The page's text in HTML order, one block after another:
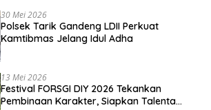
30 Mei 2026
Polsek Tarik Gandeng LDII Perkuat
Kamtibmas Jelang Idul Adha
13 Mei 2026
Festival FORSGI DIY 2026 Tekankan
Pembinaan Karakter, Siapkan Talenta